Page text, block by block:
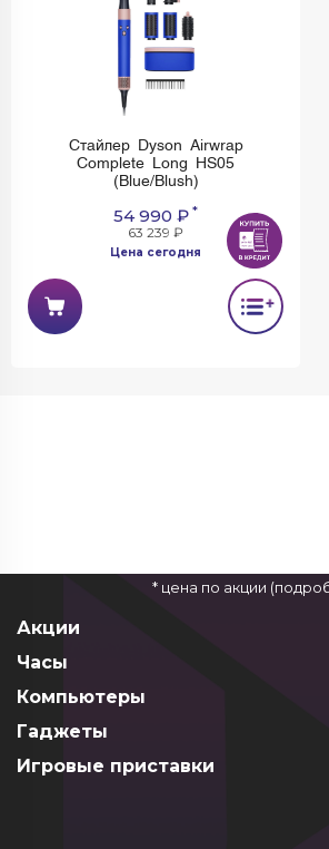
Стайлер Dyson Airwrap
Complete Long HS05
(Blue/Blush)
54 990 ₽ *
63 239 ₽
Цена сегодня
* цена по акции
Акции
Часы
Компьютеры
Гаджеты
Игровые приставки